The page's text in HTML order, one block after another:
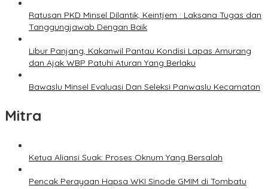
Ratusan PKD Minsel Dilantik, Keintjem : Laksana Tugas dan
Tanggungjawab Dengan Baik
Libur Panjang, Kakanwil Pantau Kondisi Lapas Amurang
dan Ajak WBP Patuhi Aturan Yang Berlaku
Bawaslu Minsel Evaluasi Dan Seleksi Panwaslu Kecamatan
Mitra
Ketua Aliansi Suak: Proses Oknum Yang Bersalah
Pencak Perayaan Hapsa WKI Sinode GMIM di Tombatu